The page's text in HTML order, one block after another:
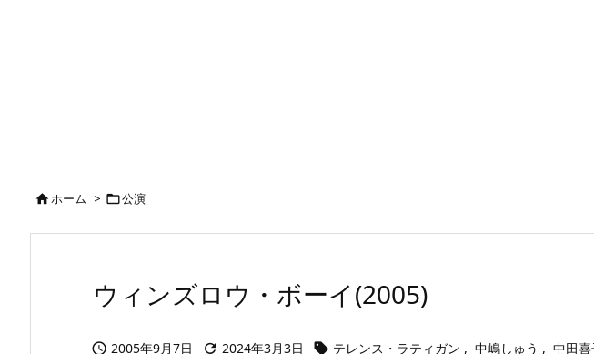
ホーム > 公演
ウィンズロウ・ボーイ(2005)
 2005年9月7日  2024年3月3日  テレンス・ラティガン , 中嶋しゅう , 中田